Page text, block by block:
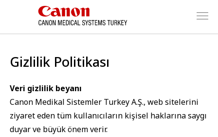
Gizlilik Politikası
Veri gizlilik beyanı
Canon Medikal Sistemler Turkey A.Ş., web sitelerini
ziyaret eden tüm kullanıcıların kişisel haklarına saygı
duyar ve büyük önem verir.